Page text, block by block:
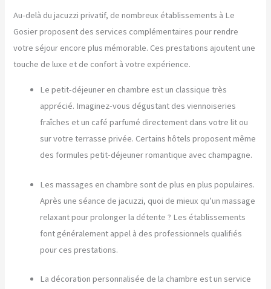
Au-delà du jacuzzi privatif, de nombreux établissements à Le
Gosier proposent des services complémentaires pour rendre
votre séjour encore plus mémorable. Ces prestations ajoutent une
touche de luxe et de confort à votre expérience.
Le petit-déjeuner en chambre est un classique très
apprécié. Imaginez-vous dégustant des viennoiseries
fraîches et un café parfumé directement dans votre lit ou
sur votre terrasse privée. Certains hôtels proposent même
des formules petit-déjeuner romantique avec champagne.
Les massages en chambre sont de plus en plus populaires.
Après une séance de jacuzzi, quoi de mieux qu’un massage
relaxant pour prolonger la détente ? Les établissements
font généralement appel à des professionnels qualifiés
pour ces prestations.
La décoration personnalisée de la chambre est un service